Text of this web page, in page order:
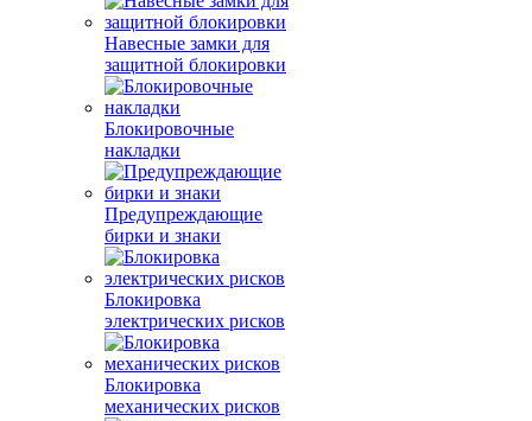
Навесные замки для
защитной блокировки
Блокировочные
накладки
Предупреждающие
бирки и знаки
Блокировка
электрических рисков
Блокировка
механических рисков